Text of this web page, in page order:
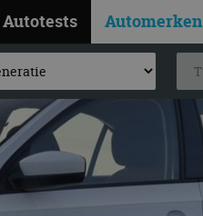
Autotests Automerken